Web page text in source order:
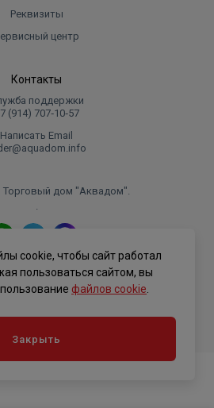
Реквизиты
центр
Контакты
поддержки
(914) 707‑10‑57
Написать Email
дом "Аквадом".
.
конфиденциальности
cookie, чтобы сайт работал
пользоваться сайтом, вы
файлов cookie
Закрыть